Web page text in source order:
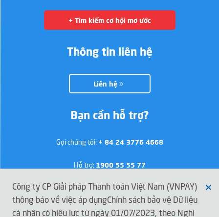
+ Tìm kiếm cơ hội mơ ước
Thông tin liên hệ
Liên hệ
Bạn cần hỗ trợ?
Gọi chúng tôi: + 84 24 3776 4668
Hỗ trợ: 1900 55 55 77
Kết nối với VNPAY
Công ty CP Giải pháp Thanh toán Việt Nam (VNPAY)
thông báo về việc áp dụngChính sách bảo vệ Dữ liệu
cá nhân có hiệu lực từ ngày 01/07/2023, theo Nghị